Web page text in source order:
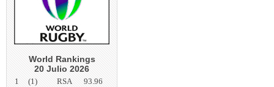
World Rankings
20 Julio 2026
1 (1) RSA
93.96